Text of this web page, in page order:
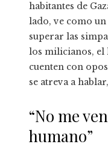
habitantes de
lado, ve como
superar las
los milicianos, el
cuenten con
se atreva a
“No me
humano”